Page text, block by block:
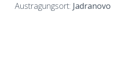
Austragungsort: Jadranovo